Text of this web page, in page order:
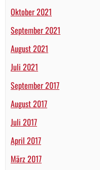
Oktober 2021
September 2021
August 2021
Juli 2021
September 2017
August 2017
Juli 2017
April 2017
März 2017